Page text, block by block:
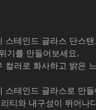
스테인드 글라스 단스
기를 만들어보세요.
컬러로 화사하고 밝은
스테인드 글라스로 만
티와 내구성이 뛰어나